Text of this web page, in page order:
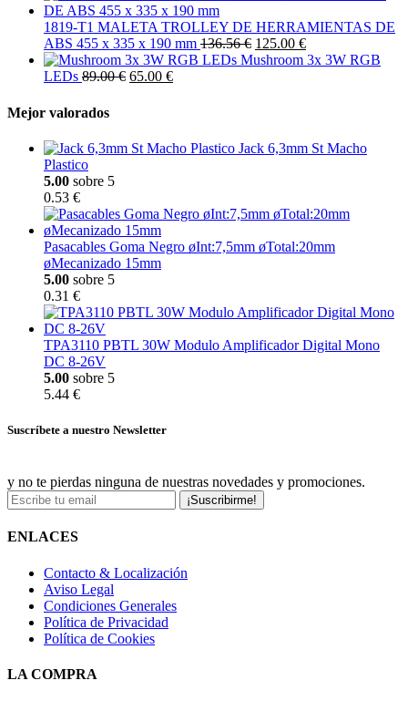
1819-T1 MALETA TROLLEY DE HERRAMIENTAS DE
ABS 455 x 335 x 190 mm 136.56 € 125.00 €
Mushroom 3x 3W RGB
LEDs 89.00 € 65.00 €
Mejor valorados
Jack 6,3mm St Macho
Plastico
5.00 sobre 5
0.53 €
Pasacables Goma Negro øInt:7,5mm øTotal:20mm
øMecanizado 15mm
5.00 sobre 5
0.31 €
TPA3110 PBTL 30W Modulo Amplificador Digital Mono
DC 8-26V
5.00 sobre 5
5.44 €
Suscríbete a nuestro Newsletter
y no te pierdas ninguna de nuestras novedades y promociones.
¡Suscribirme!
ENLACES
Contacto & Localización
Aviso Legal
Condiciones Generales
Política de Privacidad
Política de Cookies
LA COMPRA